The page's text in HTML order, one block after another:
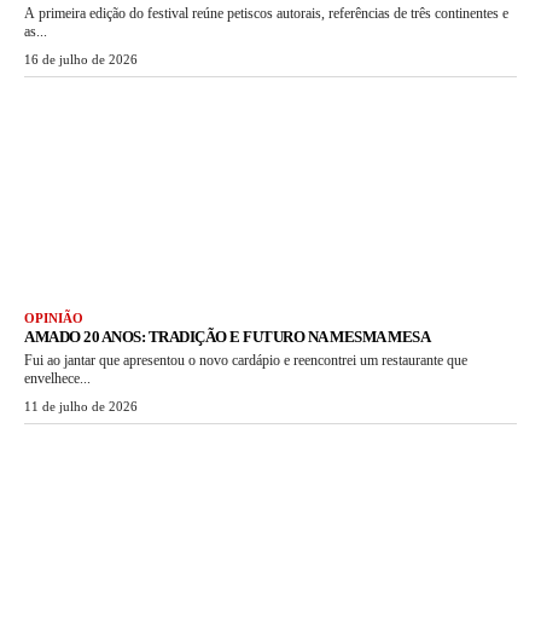
A primeira edição do festival reúne petiscos autorais, referências de três continentes e
as...
16 de julho de 2026
OPINIÃO
AMADO 20 ANOS: TRADIÇÃO E FUTURO NA MESMA MESA
Fui ao jantar que apresentou o novo cardápio e reencontrei um restaurante que
envelhece...
11 de julho de 2026